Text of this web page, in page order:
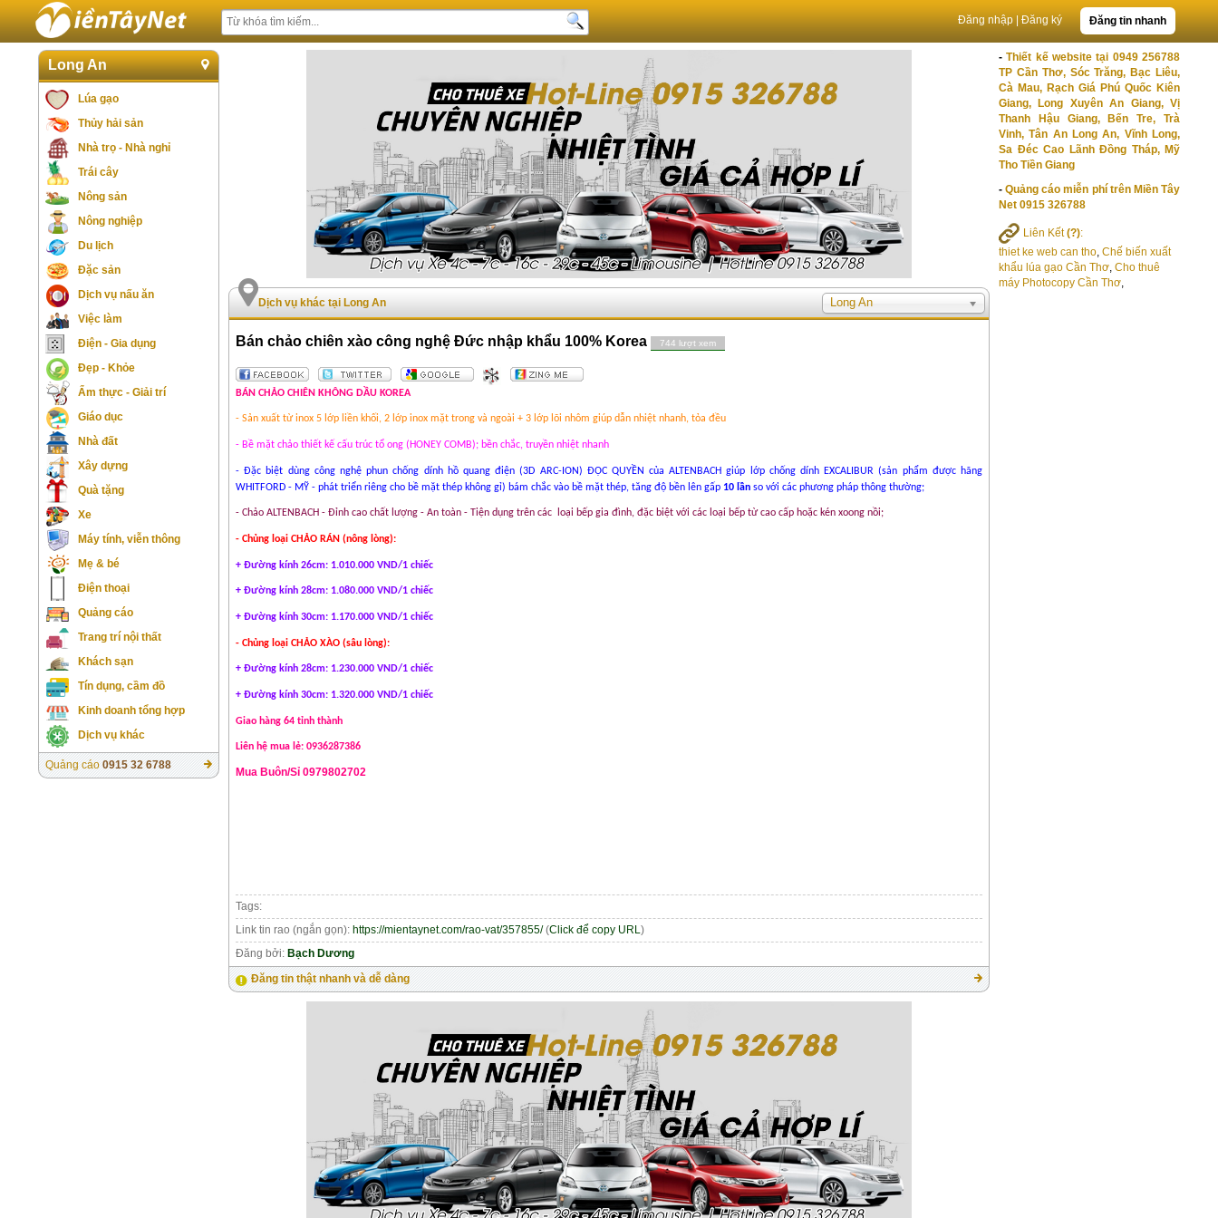
Đăng tin nhanh
Đăng nhập Đăng ký
Long An
Lúa gạo
Thủy hải sản
Nhà trọ - Nhà nghỉ
Trái cây
Nông sản
Nông nghiệp
Du lịch
Đặc sản
Dịch vụ nấu ăn
Việc làm
Điện - Gia dụng
Đẹp - Khỏe
Ẩm thực - Giải trí
Giáo dục
Nhà đất
Xây dựng
Quà tặng
Xe
Máy tính, viễn thông
Mẹ & bé
Điện thoại
Quảng cáo
Trang trí nội thất
Khách sạn
Tín dụng, cầm đồ
Kinh doanh tổng hợp
Dịch vụ khác
Quảng cáo 0915 32 6788
-Thiết kế website tại 0949 256788
TP Cần Thơ, Sóc Trăng, Bạc Liêu,
Cà Mau, Rạch Giá Phú Quốc Kiên
Giang, Long Xuyên An Giang, Vị
Thanh Hậu Giang, Bến Tre, Trà
Vinh, Tân An Long An, Vĩnh Long,
Sa Đéc Cao Lãnh Đồng Tháp, Mỹ
Tho Tiền Giang
-Quảng cáo miễn phí trên Miền Tây
Net 0915 326788
Liên Kết(?):
thiet ke web can tho, Chế biến xuất
khẩu lúa gạo Cần Thơ, Cho thuê
máy Photocopy Cần Thơ,
Dịch vụ khác tại Long An
Long An
Bán chảo chiên xào công nghệ Đức nhập khẩu 100% Korea 744 lượt xem
BÁN CHẢO CHIÊN KHÔNG DẦU KOREA
- Sản xuất từ inox 5 lớp liền khối, 2 lớp inox mặt trong và ngoài + 3 lớp lõi nhôm giúp dẫn nhiệt nhanh, tỏa đều
- Bề mặt chảo thiết kế cấu trúc tổ ong (HONEY COMB); bền chắc, truyền nhiệt nhanh
- Đặc biệt dùng công nghệ phun chống dính hồ quang điện (3D ARC-ION) ĐỘC QUYỀN của ALTENBACH giúp lớp chống dính EXCALIBUR (sản phẩm được hãng
WHITFORD - MỸ - phát triển riêng cho bề mặt thép không gỉ) bám chắc vào bề mặt thép, tăng độ bền lên gấp 10 lần so với các phương pháp thông thường;
- Chảo ALTENBACH - Đỉnh cao chất lượng - An toàn - Tiện dụng trên các loại bếp gia đình, đặc biệt với các loại bếp từ cao cấp hoặc kén xoong nồi;
- Chủng loại CHẢO RÁN (nông lòng):
+ Đường kính 26cm: 1.010.000 VND/1 chiếc
+ Đường kính 28cm: 1.080.000 VND/1 chiếc
+ Đường kính 30cm: 1.170.000 VND/1 chiếc
- Chủng loại CHẢO XÀO (sâu lòng):
+ Đường kính 28cm: 1.230.000 VND/1 chiếc
+ Đường kính 30cm: 1.320.000 VND/1 chiếc
Giao hàng 64 tỉnh thành
Liên hệ mua lẻ: 0936287386
Mua Buôn/Sỉ 0979802702
Tags:
Link tin rao (ngắn gọn): https://mientaynet.com/rao-vat/357855/(Click để copy URL)
Đăng bởi: Bạch Dương
Đăng tin thật nhanh và dễ dàng